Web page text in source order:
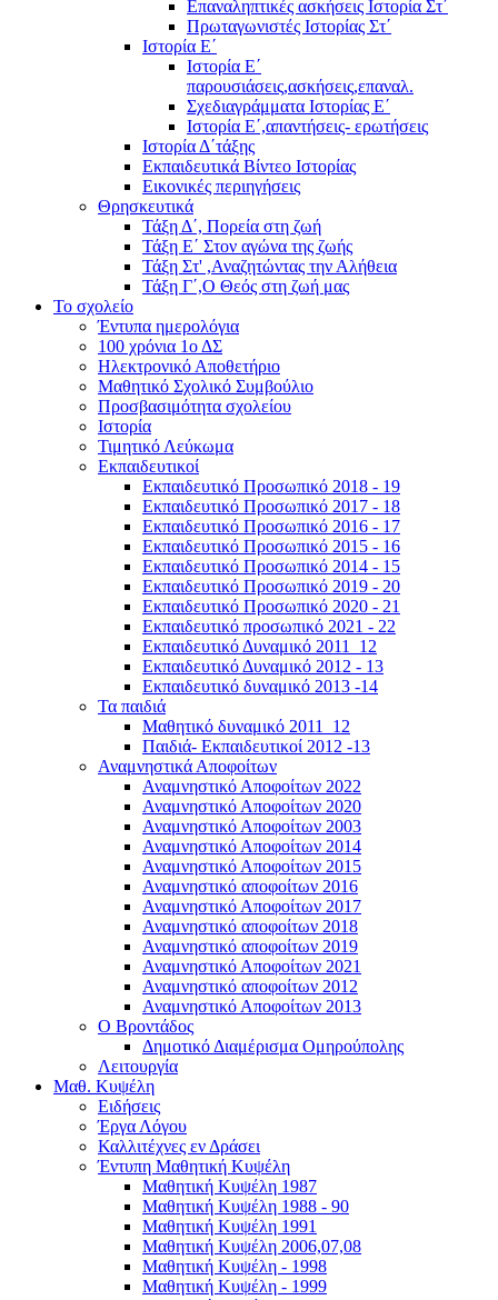
Επαναληπτικές ασκήσεις Ιστορία Στ΄
Πρωταγωνιστές Ιστορίας Στ΄
Ιστορία Ε΄
Ιστορία Ε΄
παρουσιάσεις,ασκήσεις,επαναλ.
Σχεδιαγράμματα Ιστορίας Ε΄
Ιστορία Ε΄,απαντήσεις- ερωτήσεις
Ιστορία Δ΄τάξης
Εκπαιδευτικά Βίντεο Ιστορίας
Εικονικές περιηγήσεις
Θρησκευτικά
Τάξη Δ΄, Πορεία στη ζωή
Τάξη Ε΄ Στον αγώνα της ζωής
Τάξη Στ' ,Αναζητώντας την Αλήθεια
Τάξη Γ΄,Ο Θεός στη ζωή μας
Το σχολείο
Έντυπα ημερολόγια
100 χρόνια 1ο ΔΣ
Ηλεκτρονικό Αποθετήριο
Μαθητικό Σχολικό Συμβούλιο
Προσβασιμότητα σχολείου
Ιστορία
Τιμητικό Λεύκωμα
Εκπαιδευτικοί
Εκπαιδευτικό Προσωπικό 2018 - 19
Εκπαιδευτικό Προσωπικό 2017 - 18
Εκπαιδευτικό Προσωπικό 2016 - 17
Εκπαιδευτικό Προσωπικό 2015 - 16
Εκπαιδευτικό Προσωπικό 2014 - 15
Εκπαιδευτικό Προσωπικό 2019 - 20
Εκπαιδευτικό Προσωπικό 2020 - 21
Εκπαιδευτικό προσωπικό 2021 - 22
Εκπαιδευτικό Δυναμικό 2011_12
Εκπαιδευτικό Δυναμικό 2012 - 13
Εκπαιδευτικό δυναμικό 2013 -14
Τα παιδιά
Μαθητικό δυναμικό 2011_12
Παιδιά- Εκπαιδευτικοί 2012 -13
Αναμνηστικά Αποφοίτων
Αναμνηστικό Αποφοίτων 2022
Αναμνηστικό Αποφοίτων 2020
Αναμνηστικό Αποφοίτων 2003
Αναμνηστικό Αποφοίτων 2014
Αναμνηστικό Αποφοίτων 2015
Αναμνηστικό αποφοίτων 2016
Αναμνηστικό Αποφοίτων 2017
Αναμνηστικό αποφοίτων 2018
Αναμνηστικό αποφοίτων 2019
Αναμνηστικό Αποφοίτων 2021
Αναμνηστικό αποφοίτων 2012
Αναμνηστικό Αποφοίτων 2013
Ο Βροντάδος
Δημοτικό Διαμέρισμα Ομηρούπολης
Λειτουργία
Μαθ. Κυψέλη
Ειδήσεις
Έργα Λόγου
Καλλιτέχνες εν Δράσει
Έντυπη Μαθητική Κυψέλη
Μαθητική Κυψέλη 1987
Μαθητική Κυψέλη 1988 - 90
Μαθητική Κυψέλη 1991
Μαθητική Κυψέλη 2006,07,08
Μαθητική Κυψέλη - 1998
Μαθητική Κυψέλη - 1999